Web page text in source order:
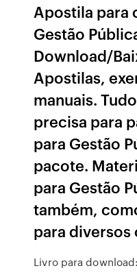
Apostila para
Gestão
Download/
Apostilas,
manuais.
precisa para
para Gestão
pacote.
para Gestão
também,
para
Livro para